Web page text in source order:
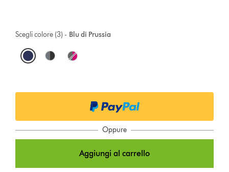
Blu di Prussia
Scegli colore (3) -
O
t
o
s
Oppure
Aggiungi al carrello